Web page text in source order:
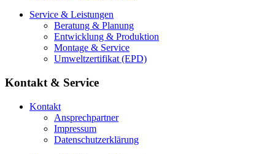
Service & Leistungen
Beratung & Planung
Entwicklung & Produktion
Montage & Service
Umweltzertifikat (EPD)
Kontakt & Service
Kontakt
Ansprechpartner
Impressum
Datenschutzerklärung